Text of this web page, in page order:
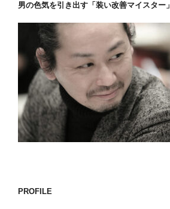
男の色気を引き出す「装い改善マイスター」
PROFILE